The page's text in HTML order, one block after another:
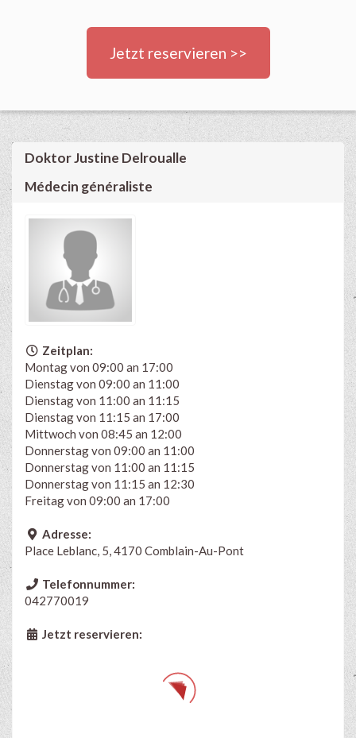
Jetzt reservieren >>
Doktor Justine Delroualle
Médecin généraliste
Zeitplan:
Montag von 09:00 an 17:00
Dienstag von 09:00 an 11:00
Dienstag von 11:00 an 11:15
Dienstag von 11:15 an 17:00
Mittwoch von 08:45 an 12:00
Donnerstag von 09:00 an 11:00
Donnerstag von 11:00 an 11:15
Donnerstag von 11:15 an 12:30
Freitag von 09:00 an 17:00
Adresse:
Place Leblanc, 5, 4170 Comblain-Au-Pont
Telefonnummer:
042770019
Jetzt reservieren: